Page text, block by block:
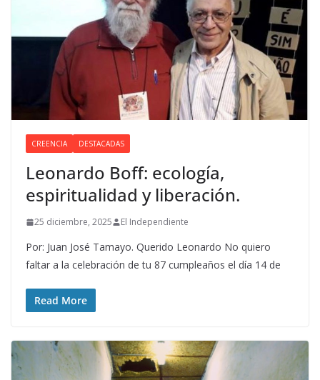
CREENCIA DESTACADAS
Leonardo Boff: ecología,
espiritualidad y liberación.
25 diciembre, 2025 El Independiente
Por: Juan José Tamayo. Querido Leonardo No quiero
faltar a la celebración de tu 87 cumpleaños el día 14 de
Read More